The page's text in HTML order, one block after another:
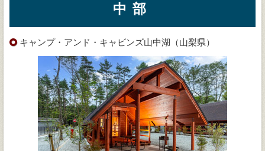
中部
キャンプ・アンド・キャビンズ山中湖（山梨県）